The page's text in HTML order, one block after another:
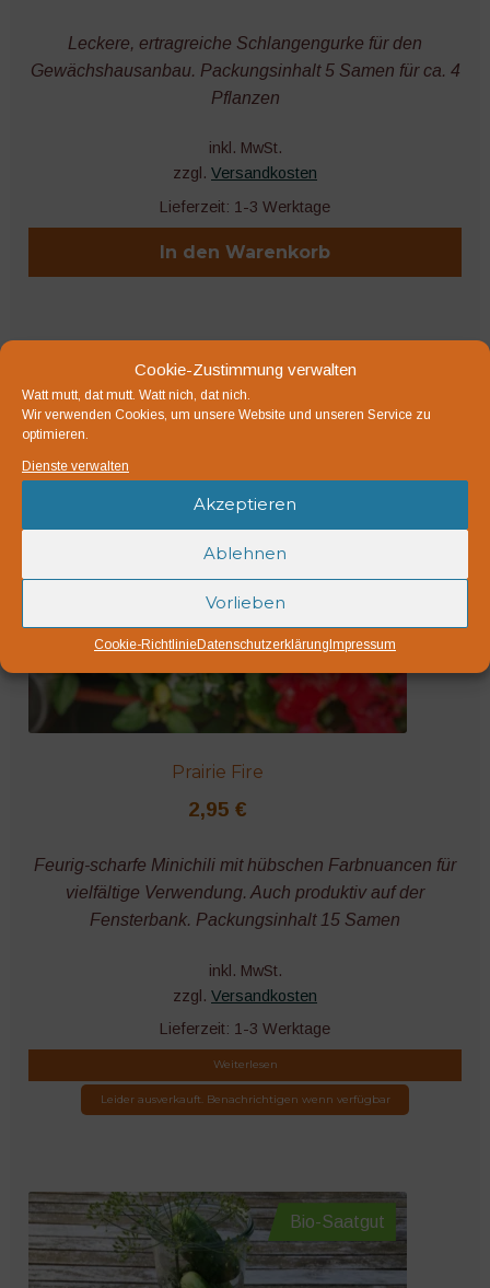
Cookie-Zustimmung verwalten
Watt mutt, dat mutt. Watt nich, dat nich.
Wir verwenden Cookies, um unsere Website und unseren Service zu
optimieren.
Dienste verwalten
Akzeptieren
Ablehnen
Vorlieben
Cookie-RichtlinieDatenschutzerklärungImpressum
Leckere, ertragreiche Schlangengurke für den
Gewächshausanbau. Packungsinhalt 5 Samen für ca. 4
Pflanzen
inkl. MwSt.
zzgl. Versandkosten
Lieferzeit: 1-3 Werktage
In den Warenkorb
Prairie Fire
2,95 €
Feurig-scharfe Minichili mit hübschen Farbnuancen für
vielfältige Verwendung. Auch produktiv auf der
Fensterbank. Packungsinhalt 15 Samen
inkl. MwSt.
zzgl. Versandkosten
Lieferzeit: 1-3 Werktage
Weiterlesen
Leider ausverkauft. Benachrichtigen wenn verfügbar
Bio-Saatgut